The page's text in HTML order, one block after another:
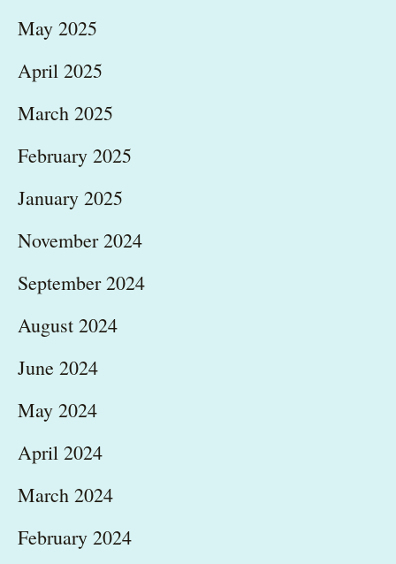
May 2025
April 2025
March 2025
February 2025
January 2025
November 2024
September 2024
August 2024
June 2024
May 2024
April 2024
March 2024
February 2024